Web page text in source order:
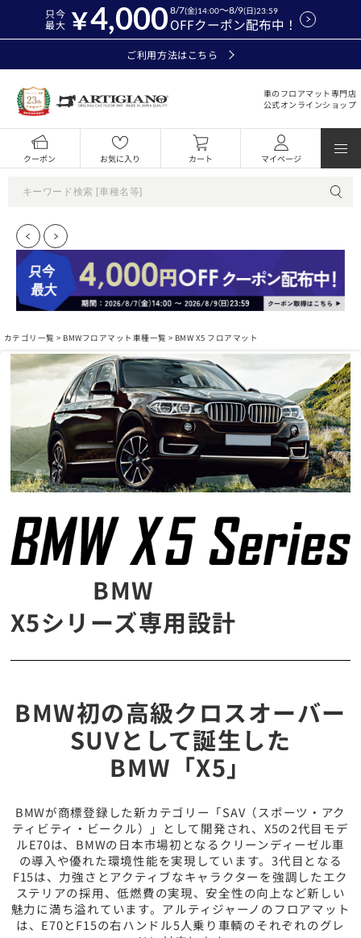
只今
最大
4,000OFFクーポン配布中！
8/7(金)14:00～8/9(日)23:59
ご利用方法はこちら
車のフロアマット専門店
公式オンラインショップ
クーポン お気に入り カート マイページ
カテゴリ一覧 > BMWフロアマット車種一覧 > BMW X5 フロアマット
BMW
X5シリーズ専用設計
BMW初の高級クロスオーバー
SUVとして誕生した
BMW「X5」
BMWが商標登録した新カテゴリー「SAV（スポーツ・アク
ティビティ・ビークル）」として開発され、X5の2代目モデ
ルE70は、BMWの日本市場初となるクリーンディーゼル車
の導入や優れた環境性能を実現しています。3代目となる
F15は、力強さとアクティブなキャラクターを強調したエク
ステリアの採用、低燃費の実現、安全性の向上など新しい
魅力に満ち溢れています。アルティジャーノのフロアマット
は、E70とF15の右ハンドル5人乗り車輌のそれぞれのグレ